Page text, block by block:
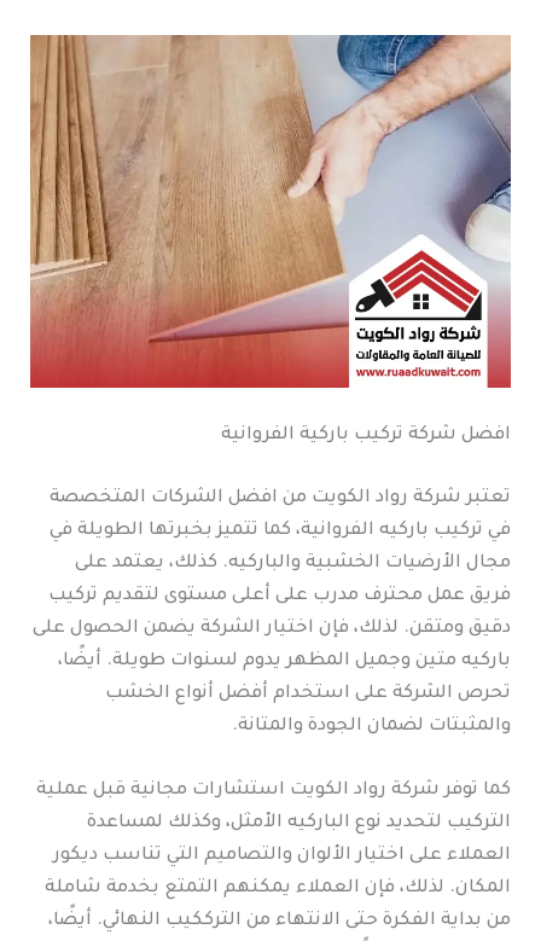
افضل شركة تركيب باركية الفروانية
تعتبر شركة رواد الكويت من افضل الشركات المتخصصة
في تركيب باركيه الفروانية، كما تتميز بخبرتها الطويلة في
مجال الأرضيات الخشبية والباركيه. كذلك، يعتمد على
فريق عمل محترف مدرب على أعلى مستوى لتقديم تركيب
دقيق ومتقن. لذلك، فإن اختيار الشركة يضمن الحصول على
باركيه متين وجميل المظهر يدوم لسنوات طويلة. أيضًا،
تحرص الشركة على استخدام أفضل أنواع الخشب
والمثبتات لضمان الجودة والمتانة.
كما توفر شركة رواد الكويت استشارات مجانية قبل عملية
التركيب لتحديد نوع الباركيه الأمثل، وكذلك لمساعدة
العملاء على اختيار الألوان والتصاميم التي تناسب ديكور
المكان. لذلك، فإن العملاء يمكنهم التمتع بخدمة شاملة
من بداية الفكرة حتى الانتهاء من الترككيب النهائي. أيضًا،